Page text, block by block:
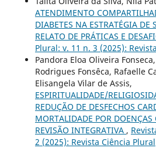
ATENDIMENTO
DIABETES NA ESTRATÉGIA
RELATO DE PRÁTICAS E
Plural: v. 11 n. 3 (2025):
Pandora Eloa Oliveira
Rodrigues Fonsêca, Rafaelle
Elisangela Vilar de Assis,
ESPIRITUALIDADE/
REDUÇÃO DE DESFECHOS
MORTALIDADE POR
REVISÃO INTEGRATIVA ,
2 (2025): Revista Ciência Plural